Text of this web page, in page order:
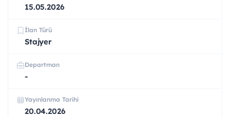
15.05.2026
İlan Türü
Stajyer
Departman
-
Yayınlanma Tarihi
20.04.2026